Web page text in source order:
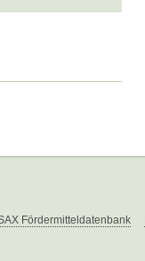
Fördermitteldatenbank